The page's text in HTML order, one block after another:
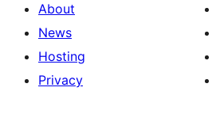
About
News
Hosting
Privacy